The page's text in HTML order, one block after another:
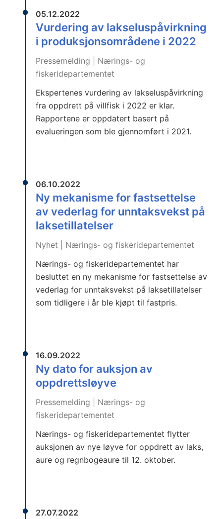
05.12.2022
Vurdering av lakseluspåvirkning
i produksjonsområdene i 2022
Pressemelding | Nærings- og
fiskeridepartementet
Ekspertenes vurdering av lakseluspåvirkning
fra oppdrett på villfisk i 2022 er klar.
Rapportene er oppdatert basert på
evalueringen som ble gjennomført i 2021.
06.10.2022
Ny mekanisme for fastsettelse
av vederlag for unntaksvekst på
laksetillatelser
Nyhet | Nærings- og fiskeridepartementet
Nærings- og fiskeridepartementet har
besluttet en ny mekanisme for fastsettelse av
vederlag for unntaksvekst på laksetillatelser
som tidligere i år ble kjøpt til fastpris.
16.09.2022
Ny dato for auksjon av
oppdrettsløyve
Pressemelding | Nærings- og
fiskeridepartementet
Nærings- og fiskeridepartementet flytter
auksjonen av nye løyve for oppdrett av laks,
aure og regnbogeaure til 12. oktober.
27.07.2022